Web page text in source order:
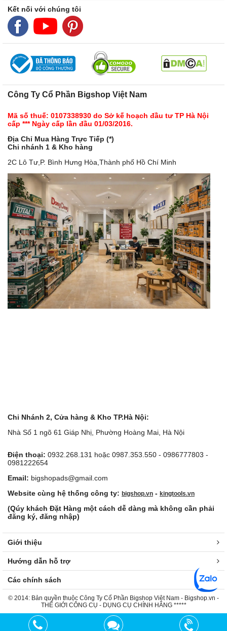
Kết nối với chúng tôi
Công Ty Cổ Phần Bigshop Việt Nam
Mã số thuế: 0107338930 do Sở kế hoạch đầu tư TP Hà Nội
cấp *** Ngày cấp lần đầu 01/03/2016.
Địa Chỉ Mua Hàng Trực Tiếp (*)
Chi nhánh 1 & Kho hàng
2C Lô Tư,P. Bình Hưng Hòa,Thành phố Hồ Chí Minh
Chi Nhánh 2, Cửa hàng & Kho TP.Hà Nội:
Nhà Số 1 ngõ 61 Giáp Nhị, Phường Hoàng Mai, Hà Nội
Điện thoại: 0932.268.131 hoặc 0987.353.550 - 0986777803 -
0981222654
Email: bigshopads@gmail.com
Website cùng hệ thống công ty: bigshop.vn - kingtools.vn
(Qúy khách Đặt Hàng một cách dễ dàng mà không cần phải
đăng ký, đăng nhập)
Giới thiệu
Hướng dẫn hỗ trợ
Các chính sách
© 2014: Bản quyền thuộc Công Ty Cổ Phần Bigshop Việt Nam - Bigshop.vn -
THẾ GIỚI CÔNG CỤ - DỤNG CỤ CHÍNH HÃNG *****